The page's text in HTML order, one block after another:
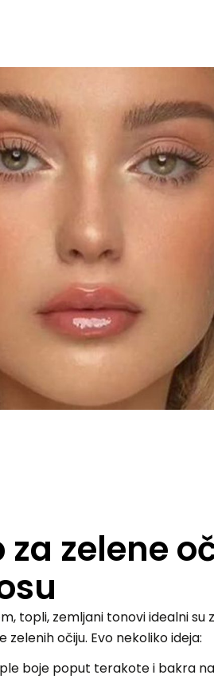
zelene
topli, zemljani tonovi idealni su
očiju. Evo nekoliko ideja:
boje poput terakote i bakra